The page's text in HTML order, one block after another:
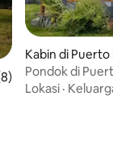
rata 5,0 dari 5, 8
Kabin di Puerto
Pondok di
Lokasi ·